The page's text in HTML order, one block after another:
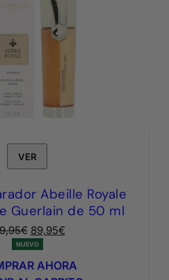
VER
Abeille Royale
Guerlain de 50 ml
€ El
precio
original
era:
89,95€El
actual
es:
NUEVO
AHORA